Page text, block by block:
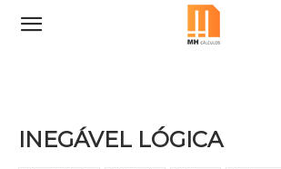
INEGÁVEL LÓGICA